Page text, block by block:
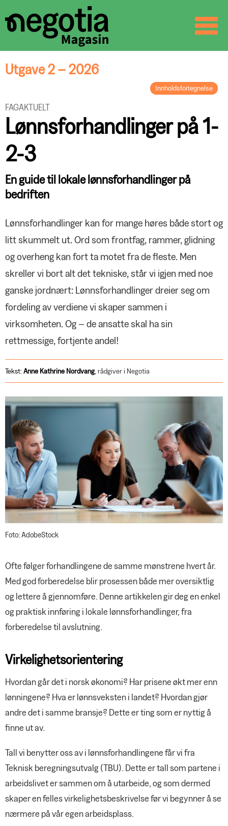
☰
Utgave 2 – 2026
Innholdsfortegnelse
Tradisjon og styrke
BREV FRA STYRELEDEREN
Hovedoppgjør i en urolig tid
ORGANISASJON
Status og forventninger
FAGAKTUELT
Lønnsforhandlinger på 1-2-3
Årets lønnshåndbøker på nett og
papir
KRONIKK
maktutredning
PRIVATJUSS
Oppløsning av sameieeiendom
NOTABENE
Nyansatt i Negotias administrasjon
Lønnskonferanse digitalt – når som
helst
Mange lønnsomme
NEGOTIA UNG
Negotia Ung i støtet
SPØR OSS
Negotias rådgivere og advokater
svarer
JOBBEN MIN
Gir nødhjelp i kriser
ANNONSER
Gjensidige
YS Fordel
FAGAKTUELT
Lønnsforhandlinger på 1-
2-3
En guide til lokale lønnsforhandlinger på
bedriften
Lønnsforhandlinger kan for mange høres både stort og
litt skummelt ut. Ord som frontfag, rammer, glidning
og overheng kan fort ta motet fra de fleste. Men
skreller vi bort alt det tekniske, står vi igjen med noe
ganske jordnært: Lønnsforhandlinger dreier seg om
fordeling av verdiene vi skaper sammen i
virksomheten. Og – de ansatte skal ha sin
rettmessige, fortjente andel!
Tekst:Anne Kathrine Nordvang, rådgiver i Negotia
Foto: AdobeStock
Ofte følger forhandlingene de samme mønstrene hvert år.
Med god forberedelse blir prosessen både mer oversiktlig
og lettere å gjennomføre. Denne artikkelen gir deg en enkel
og praktisk innføring i lokale lønnsforhandlinger, fra
forberedelse til avslutning.
Virkelighetsorientering
Hvordan går det i norsk økonomi? Har prisene økt mer enn
lønningene? Hva er lønnsveksten i landet? Hvordan gjør
andre det i samme bransje? Dette er ting som er nyttig å
finne ut av.
Tall vi benytter oss av i lønnsforhandlingene får vi fra
Teknisk beregningsutvalg (TBU). Dette er tall som partene i
arbeidslivet er sammen om å utarbeide, og som dermed
skaper en felles virkelighetsbeskrivelse før vi begynner å se
nærmere på vår egen arbeidsplass.